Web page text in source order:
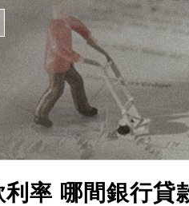
率 哪間銀行貸